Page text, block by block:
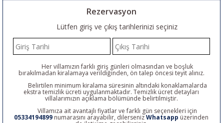
Rezervasyon
Lütfen giriş ve çıkış tarihlerinizi seçiniz
Her villamızın farklı giriş günleri olmasından ve boşluk
bırakılmadan kiralamaya verildiğinden, ön talep öncesi teyit alınız.
Belirtilen minimum kiralama süresinin altındaki konaklamalarda
ekstra temizlik ücreti uygulanmaktadır. Temizlik ücret detayları
villalarımızın açıklama bölümünde belirtilmiştir.
Villamıza ait avantajlı fiyatlar ve farklı gün seçenekleri için
05334194899 numarasını arayabilir, dilersenizWhatsapp üzerinden